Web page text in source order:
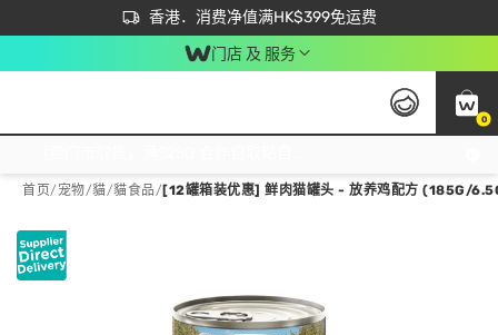
香港．消费净值满HK$399免运费
立即成为易赏钱会员尽享独家优惠
首次APP下单买满$450 输入 NEWAPP 即减$50
门店 及 服务
0
首页/ 宠物/貓/貓食品/ [12罐箱装优惠] 鲜肉猫罐头 - 放养鸡配方 (185G/